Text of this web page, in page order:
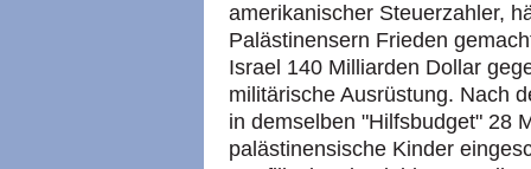
amerikanischer Steuerzahler,
Palästinensern Frieden
Israel 140 Milliarden Dollar
militärische Ausrüstung. Nach
in demselben "Hilfsbudget" 28
palästinensische Kinder